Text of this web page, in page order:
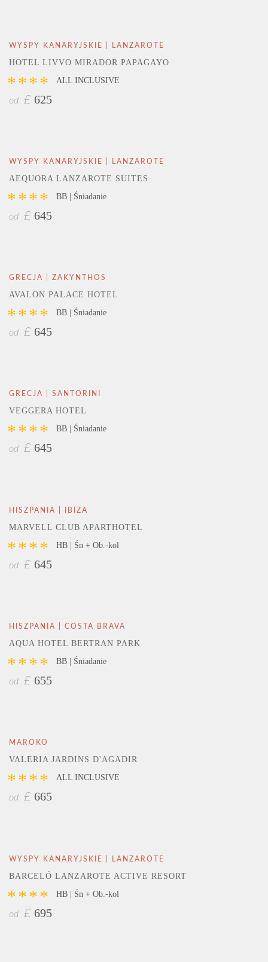
WYSPY KANARYJSKIE | LANZAROTE
HOTEL LIVVO MIRADOR PAPAGAYO
**** ALL INCLUSIVE
od £ 625
WYSPY KANARYJSKIE | LANZAROTE
AEQUORA LANZAROTE SUITES
**** BB | Śniadanie
od £ 645
GRECJA | ZAKYNTHOS
AVALON PALACE HOTEL
**** BB | Śniadanie
od £ 645
GRECJA | SANTORINI
VEGGERA HOTEL
**** BB | Śniadanie
od £ 645
HISZPANIA | IBIZA
MARVELL CLUB APARTHOTEL
**** HB | Śn + Ob.-kol
od £ 645
HISZPANIA | COSTA BRAVA
AQUA HOTEL BERTRAN PARK
**** BB | Śniadanie
od £ 655
MAROKO
VALERIA JARDINS D'AGADIR
**** ALL INCLUSIVE
od £ 665
WYSPY KANARYJSKIE | LANZAROTE
BARCELÓ LANZAROTE ACTIVE RESORT
**** HB | Śn + Ob.-kol
od £ 695